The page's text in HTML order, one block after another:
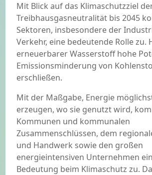
Mit Blick auf das Klimaschutzziel
Treibhausgasneutralität bis 2045
Sektoren, insbesondere der
Verkehr, eine bedeutende Rolle zu.
erneuerbarer Wasserstoff hohe
Emissionsminderung von
erschließen.
Mit der Maßgabe, Energie
erzeugen, wo sie genutzt wird,
Kommunen und kommunalen
Zusammenschlüssen, dem
und Handwerk sowie den großen
energieintensiven Unternehmen
Bedeutung beim Klimaschutz zu.